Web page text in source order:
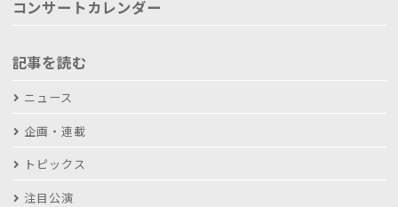
コンサートカレンダー
記事を読む
ニュース
企画・連載
トピックス
注目公演